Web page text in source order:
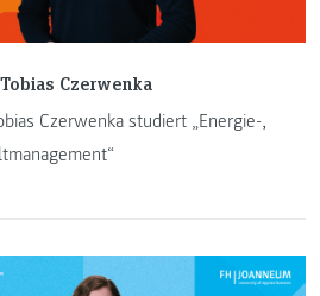
Czerwenka
Czerwenka studiert „Energie-,